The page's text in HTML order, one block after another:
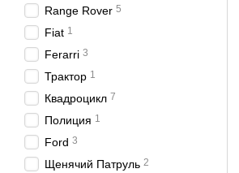
Range Rover 5
Fiat 1
Ferarri 3
Трактор 1
Квадроцикл 7
Полиция 1
Ford 3
Щенячий Патруль 2